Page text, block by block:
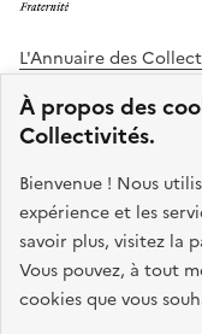
À propos des
Collectivités.
Bienvenue ! Nous
expérience et les
savoir plus, visitez la
Vous pouvez, à tout
cookies que vous
L'Annuaire des
des Territoires
Cohésion des
est disponible en
avec le système de
legifrance.gouv.fr
service-public.gouv.fr